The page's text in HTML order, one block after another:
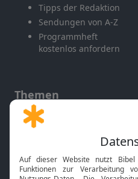
Tipps der Redaktion
Sendungen von A-Z
Programmheft
kostenlos anfordern
Themen
Gott und Bibel erklärt
Neuigkeiten